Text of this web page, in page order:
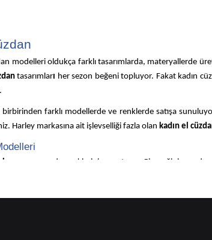
modelleri oldukça farklı tasarımlarda, materyallerde
tasarımları her sezon beğeni topluyor. Fakat kadın
farklı modellerde ve renklerde satışa
Harley markasına ait işlevselliği fazla olan kadın el
sezonun moda renklerini yansıtıyor. Giyeceğiniz